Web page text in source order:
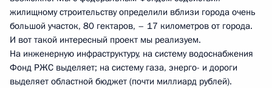
жилищному строительству определили вблизи города очень
большой участок, 80 гектаров, – 17 километров от города.
И вот такой интересный проект мы реализуем.
На инженерную инфраструктуру, на систему водоснабжения
Фонд РЖС выделяет; на систему газа, энерго- и дороги
выделяет областной бюджет (почти миллиард рублей).